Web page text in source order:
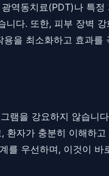
역동치료(PDT)나 특
다. 또한, 피부 장벽
을 최소화하고 효과
을 강요하지 않습니
자가 충분히 이해하
를 우선하며, 이것이 바